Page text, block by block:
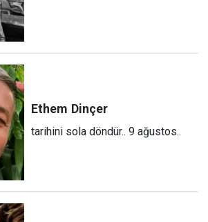
Ethem Dinçer
tarihini sola döndür.. 9 ağustos..